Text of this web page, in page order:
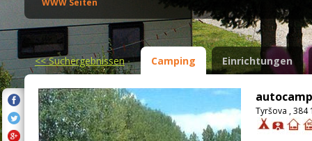
WWW Seiten
<<Suchergebnissen Camping Einrichtungen
Tyršova , 384